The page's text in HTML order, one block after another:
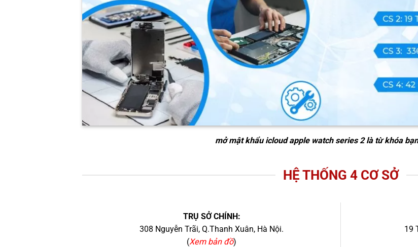
mở mật khẩu icloud apple watch series 2là từ khóa
HỆ THỐNG 4 CƠ SỞ
TRỤ SỞ CHÍNH:
308 Nguyễn Trãi, Q.Thanh Xuân, Hà Nội.
(Xem bản đồ)
19